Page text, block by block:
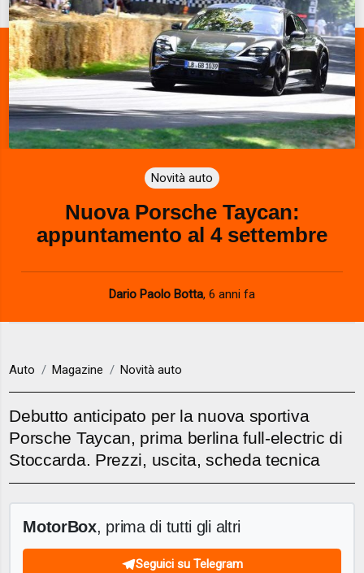
Novità auto
Nuova Porsche Taycan:
appuntamento al 4 settembre
Dario Paolo Botta, 6 anni fa
Auto Magazine Novità auto
Debutto anticipato per la nuova sportiva
Porsche Taycan, prima berlina full-electric di
Stoccarda. Prezzi, uscita, scheda tecnica
MotorBox, prima di tutti gli altri
Seguici su Telegram